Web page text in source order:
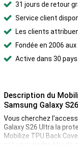
31 jours de retour
Service client
Les clients
Fondée en 2006
Active dans 30 pays
Description du
Samsung Galaxy
Vous cherchez
Galaxy S26 Ultra la
Mobilize TPU Back